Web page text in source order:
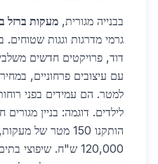
בבנייה מגורית, מעקות ברזל
גרמי מדרגות וגגות שטוחים.
למטר. הם עמידים בפני
הותקנו 150 מטר של
120,000 ש"ח.